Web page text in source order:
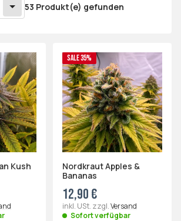
53 Produkt(e) gefunden
Kush
SALE 35%
Nordkraut Apples &
Bananas
12,90 €
inkl. USt. zzgl.Versand
Sofort verfügbar